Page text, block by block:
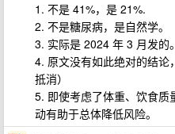
1. 不是 41%，是 21%.
2. 不是糖尿病，是自然学。
3. 实际是 2024 年 3 月发的。
4. 原文没有如此绝对的结论
抵消）
5. 即使考虑了体重、饮食质
动有助于总体降低风险。